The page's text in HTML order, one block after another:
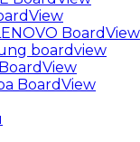
BoardView
boardview
BoardView